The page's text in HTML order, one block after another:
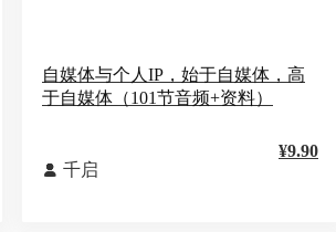
自媒体与个人IP，始于自媒体，高
于自媒体（101节音频+资料）
 千启
¥9.90